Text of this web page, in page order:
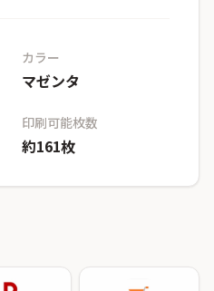
カラー
マゼンタ
印刷可能枚数
約161枚